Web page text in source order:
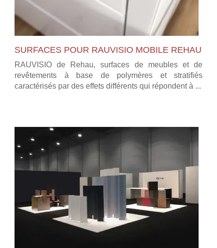
SURFACES POUR RAUVISIO MOBILE REHAU
RAUVISIO de Rehau, surfaces de meubles et de
revêtements à base de polymères et stratifiés
caractérisés par des effets différents qui répondent à ...